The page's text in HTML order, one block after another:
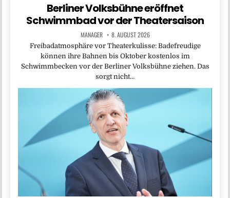
Berliner Volksbühne eröffnet
Schwimmbad vor der Theatersaison
MANAGER 8. AUGUST 2026
Freibadatmosphäre vor Theaterkulisse: Badefreudige
können ihre Bahnen bis Oktober kostenlos im
Schwimmbecken vor der Berliner Volksbühne ziehen. Das
sorgt nicht…